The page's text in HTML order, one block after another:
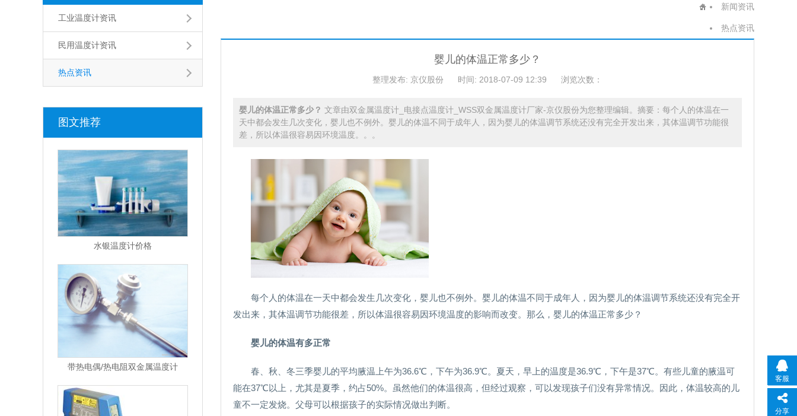
工业温度计资讯
民用温度计资讯
热点资讯
图文推荐
水银温度计价格
带热电偶/热电阻双金属温度计
新闻资讯
热点资讯
婴儿的体温正常多少？
整理发布: 京仪股份 时间: 2018-07-09 12:39 浏览次数：
婴儿的体温正常多少？ 文章由双金属温度计_电接点温度计_WSS双金属温度计厂家-京仪股份为您整理编辑。摘要：每个人的体温在一
天中都会发生几次变化，婴儿也不例外。婴儿的体温不同于成年人，因为婴儿的体温调节系统还没有完全开发出来，其体温调节功能很
差，所以体温很容易因环境温度。。。
每个人的体温在一天中都会发生几次变化，婴儿也不例外。婴儿的体温不同于成年人，因为婴儿的体温调节系统还没有完全开
发出来，其体温调节功能很差，所以体温很容易因环境温度的影响而改变。那么，婴儿的体温正常多少？
婴儿的体温有多正常
春、秋、冬三季婴儿的平均腋温上午为36.6℃，下午为36.9℃。夏天，早上的温度是36.9℃，下午是37℃。有些儿童的腋温可
能在37℃以上，尤其是夏季，约占50%。虽然他们的体温很高，但经过观察，可以发现孩子们没有异常情况。因此，体温较高的儿
童不一定发烧。父母可以根据孩子的实际情况做出判断。
客服
分享